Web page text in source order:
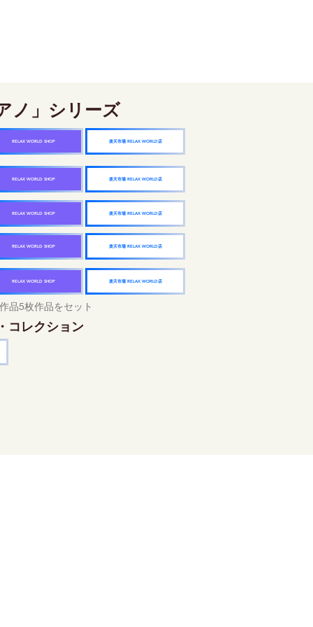
ノ」シリーズ
楽天市場 RELAX WORLD店
RELAX WORLD SHOP
楽天市場 RELAX WORLD店
RELAX WORLD SHOP
楽天市場 RELAX WORLD店
RELAX WORLD SHOP
楽天市場 RELAX WORLD店
RELAX WORLD SHOP
楽天市場 RELAX WORLD店
RELAX WORLD SHOP
品5枚作品をセット
コレクション